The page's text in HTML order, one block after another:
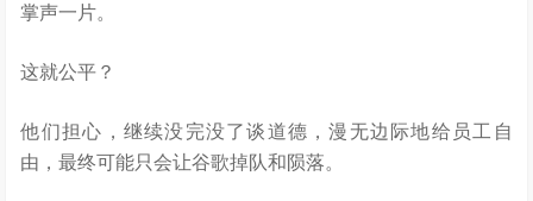
掌声一片。
这就公平？
他们担心，继续没完没了谈道德，漫无边际地给员工自
由，最终可能只会让谷歌掉队和陨落。